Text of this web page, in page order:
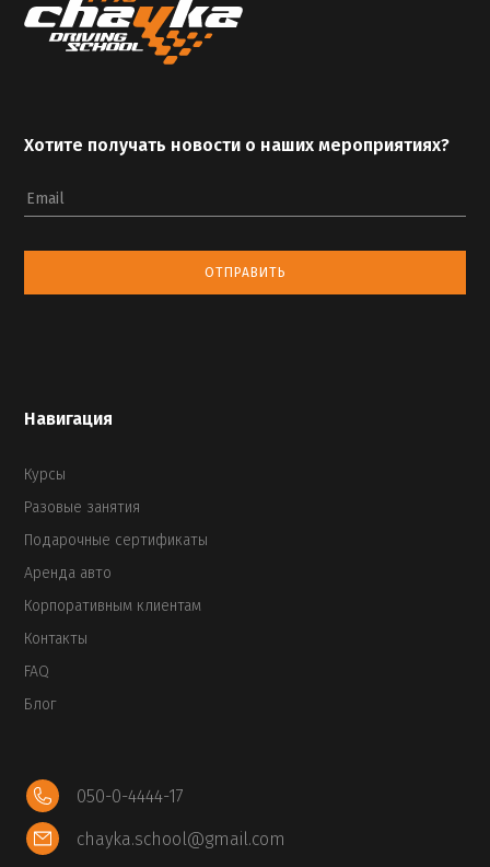
Хотите получать новости о наших мероприятиях?
Email
ОТПРАВИТЬ
Навигация
Курсы
Разовые занятия
Подарочные сертификаты
Аренда авто
Корпоративным клиентам
Контакты
FAQ
Блог
050-0-4444-17
chayka.school@gmail.com